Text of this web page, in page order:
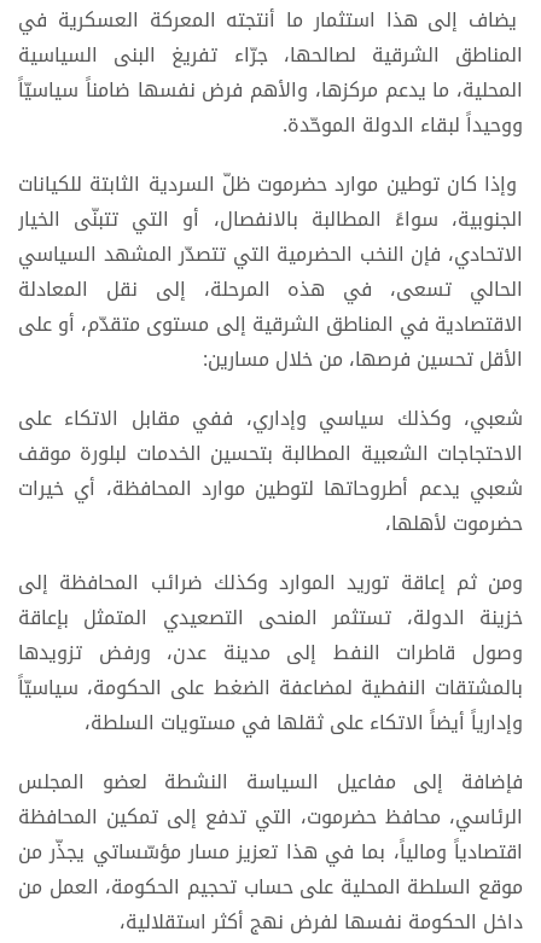
يضاف إلى هذا استثمار ما أنتجته المعركة العسكرية في
المناطق الشرقية لصالحها، جرّاء تفريغ البنى السياسية
المحلية، ما يدعم مركزها، والأهم فرض نفسها ضامناً سياسيّاً
ووحيداً لبقاء الدولة الموحّدة.
وإذا كان توطين موارد حضرموت ظلّ السردية الثابتة للكيانات
الجنوبية، سواءً المطالبة بالانفصال، أو التي تتبنّى الخيار
الاتحادي، فإن النخب الحضرمية التي تتصدّر المشهد السياسي
الحالي تسعى، في هذه المرحلة، إلى نقل المعادلة
الاقتصادية في المناطق الشرقية إلى مستوى متقدّم، أو على
الأقل تحسين فرصها، من خلال مسارين:
شعبي، وكذلك سياسي وإداري، ففي مقابل الاتكاء على
الاحتجاجات الشعبية المطالبة بتحسين الخدمات لبلورة موقف
شعبي يدعم أطروحاتها لتوطين موارد المحافظة، أي خيرات
حضرموت لأهلها،
ومن ثم إعاقة توريد الموارد وكذلك ضرائب المحافظة إلى
خزينة الدولة، تستثمر المنحى التصعيدي المتمثل بإعاقة
وصول قاطرات النفط إلى مدينة عدن، ورفض تزويدها
بالمشتقات النفطية لمضاعفة الضغط على الحكومة، سياسيّاً
وإدارياً أيضاً الاتكاء على ثقلها في مستويات السلطة،
فإضافة إلى مفاعيل السياسة النشطة لعضو المجلس
الرئاسي، محافظ حضرموت، التي تدفع إلى تمكين المحافظة
اقتصادياً ومالياً، بما في هذا تعزيز مسار مؤسّساتي يجذّر من
موقع السلطة المحلية على حساب تحجيم الحكومة، العمل من
داخل الحكومة نفسها لفرض نهج أكثر استقلالية،